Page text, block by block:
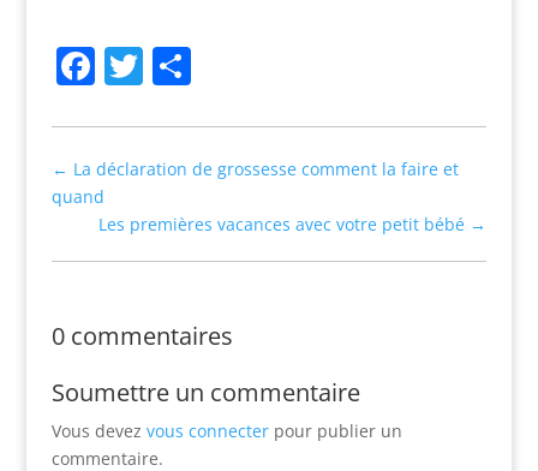
Facebook
TwitterPartager
← La déclaration de grossesse comment la faire et
quand
Les premières vacances avec votre petit bébé →
0 commentaires
Soumettre un commentaire
Vous devez vous connecterpour publier un
commentaire.